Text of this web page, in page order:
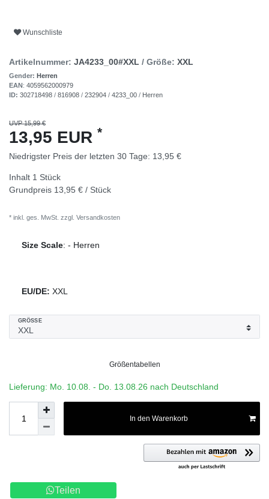
Wunschliste
Artikelnummer: JA4233_00#XXL / Größe: XXL
Gender: Herren
EAN: 4059562000979
ID: 302718498 / 816908 / 232904 / 4233_00 / Herren
UVP 15,99 €
13,95 EUR *
Niedrigster Preis der letzten 30 Tage: 13,95 €
Inhalt 1 Stück
Grundpreis 13,95 € / Stück
* inkl. ges. MwSt. zzgl. Versandkosten
Size Scale: - Herren
EU/DE: XXL
GRÖSSE
Größentabellen
Lieferung: Mo. 10.08. - Do. 13.08.26 nach Deutschland
In den Warenkorb
Teilen